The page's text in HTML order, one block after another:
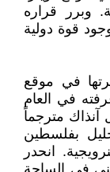
وبرر قراره
قوة دولية
في موقع
في العام
آنذاك مترجماً
بفلسطين
انحدر